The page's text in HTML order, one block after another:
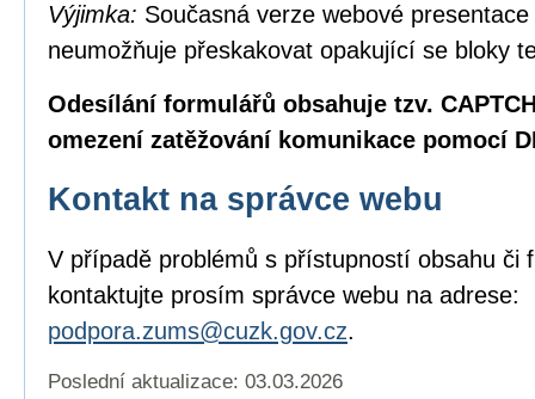
Výjimka: Současná verze webové
neumožňuje přeskakovat opakující se bloky
Odesílání formulářů obsahuje tzv.
omezení zatěžování komunikace pomocí
Kontakt na správce webu
V případě problémů s přístupností obsahu či
kontaktujte prosím správce webu na adrese:
podpora.zums@cuzk.gov.cz.
Poslední aktualizace: 03.03.2026